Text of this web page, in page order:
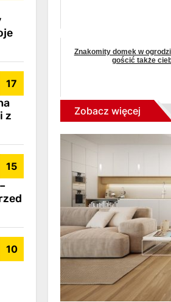
Znakomity domek w
gościć także
Zobacz więcej
17
z
15
10